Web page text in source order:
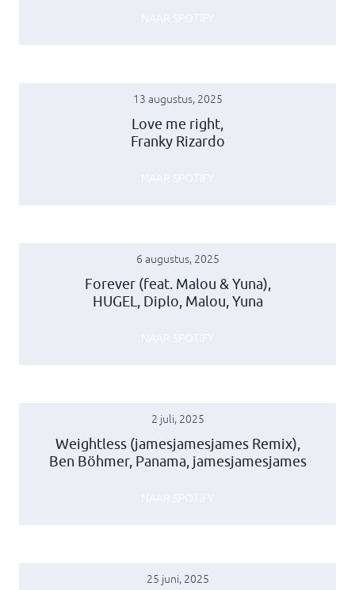
13 augustus, 2025
Love me right,
Franky Rizardo
6 augustus, 2025
Forever (feat. Malou & Yuna),
HUGEL, Diplo, Malou, Yuna
2 juli, 2025
Weightless (jamesjamesjames Remix),
Ben Böhmer, Panama, jamesjamesjames
25 juni, 2025